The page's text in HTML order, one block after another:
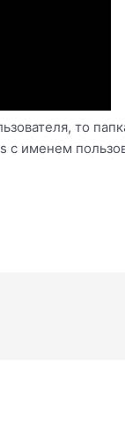
то
именем